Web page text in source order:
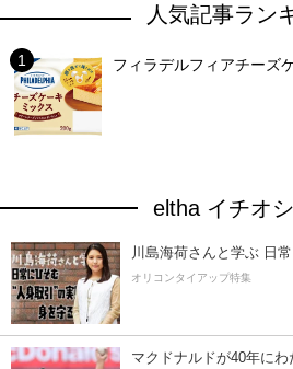
人気記事ラン
フィラデルフィアチーズ
eltha イチオ
川島海荷さんと学ぶ 日
オリコンタイアップ特集
マクドナルドが40年に